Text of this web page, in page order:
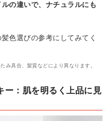
の違いで、ナチュラルにも
色選びの参考にしてみてく
み具合、髪質などにより異なります。
ー：肌を明るく上品に見